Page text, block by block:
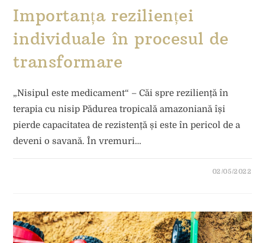
Importanța rezilienței
individuale în procesul de
transformare
„Nisipul este medicament“ – Căi spre reziliență în
terapia cu nisip Pădurea tropicală amazoniană își
pierde capacitatea de rezistență și este în pericol de a
deveni o savană. În vremuri…
02/05/2022